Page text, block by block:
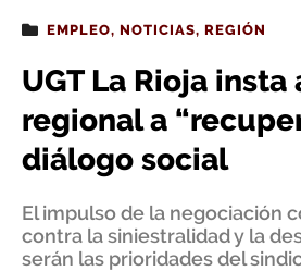
EMPLEO, NOTICIAS, REGIÓN
UGT La Rioja
regional a
diálogo social
El impulso de la negociación
contra la siniestralidad y la
serán las prioridades del